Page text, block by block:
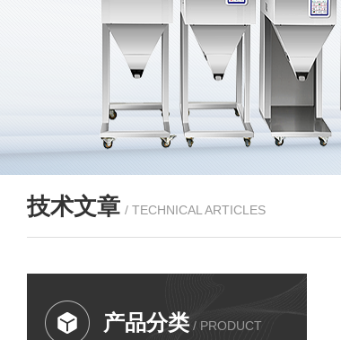
技术文章 / TECHNICAL ARTICLES
产品分类 / PRODUCT